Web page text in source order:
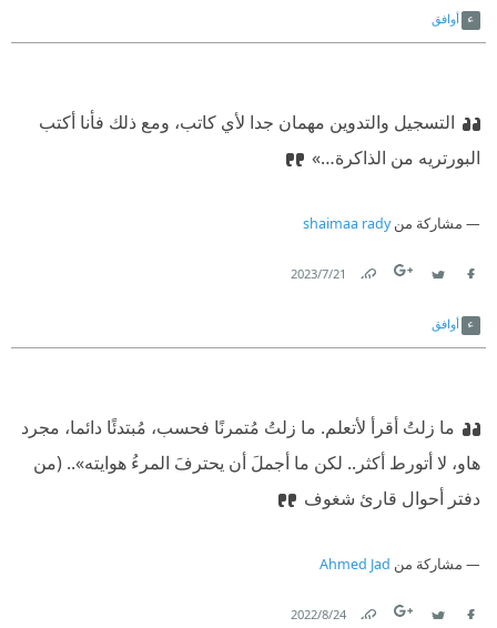
أوافق
التسجيل والتدوين مهمان جدا لأي كاتب، ومع ذلك فأنا أكتب
البورتريه من الذاكرة…»‏
مشاركة منshaimaa rady
21‏/7‏/2023
أوافق
ما زلتُ أقرأ لأتعلم. ما زلتُ مُتمرنًا فحسب، مُبتدئًا دائما، مجرد
هاو، لا أتورط أكثر.. لكن ما أجملَ أن يحترفَ المرءُ هوايته».. ‫(من
دفتر أحوال قارئ شغوف
مشاركة من Ahmed Jad
24‏/8‏/2022